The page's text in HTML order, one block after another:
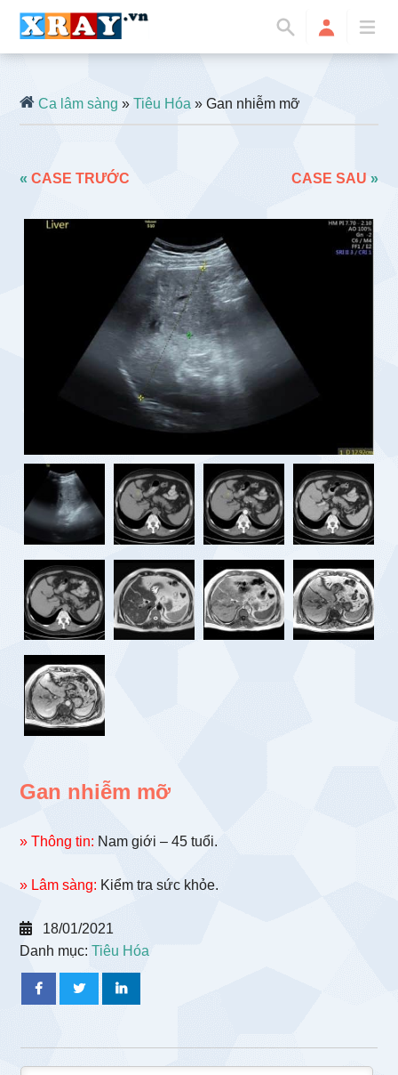
Ca lâm sàng »Tiêu Hóa » Gan nhiễm mỡ
«CASE TRƯỚC CASE SAU »
Gan nhiễm mỡ
» Thông tin: Nam giới – 45 tuổi.
» Lâm sàng: Kiểm tra sức khỏe.
18/01/2021
Danh mục:Tiêu Hóa